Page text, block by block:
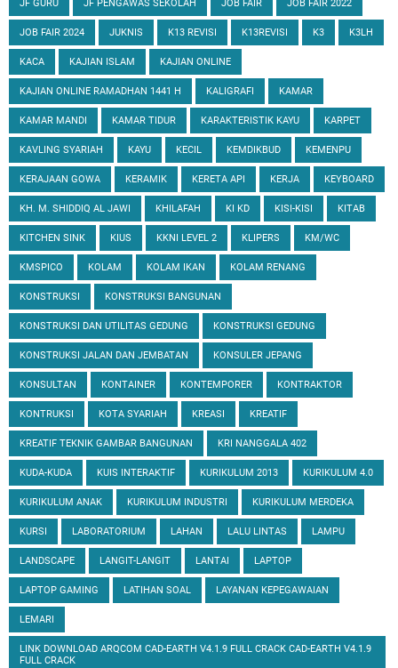
JF GURU JF PENGAWAS SEKOLAH JOB FAIR JOB FAIR 2022
JOB FAIR 2024 JUKNIS K13 REVISI K13REVISI K3 K3LH
KACA KAJIAN ISLAM KAJIAN ONLINE
KAJIAN ONLINE RAMADHAN 1441 H KALIGRAFI KAMAR
KAMAR MANDI KAMAR TIDUR KARAKTERISTIK KAYU KARPET
KAVLING SYARIAH KAYU KECIL KEMDIKBUD KEMENPU
KERAJAAN GOWA KERAMIK KERETA API KERJA KEYBOARD
KH. M. SHIDDIQ AL JAWI KHILAFAH KI KD KISI-KISI KITAB
KITCHEN SINK KIUS KKNI LEVEL 2 KLIPERS KM/WC
KMSPICO KOLAM KOLAM IKAN KOLAM RENANG
KONSTRUKSI KONSTRUKSI BANGUNAN
KONSTRUKSI DAN UTILITAS GEDUNG KONSTRUKSI GEDUNG
KONSTRUKSI JALAN DAN JEMBATAN KONSULER JEPANG
KONSULTAN KONTAINER KONTEMPORER KONTRAKTOR
KONTRUKSI KOTA SYARIAH KREASI KREATIF
KREATIF TEKNIK GAMBAR BANGUNAN KRI NANGGALA 402
KUDA-KUDA KUIS INTERAKTIF KURIKULUM 2013 KURIKULUM 4.0
KURIKULUM ANAK KURIKULUM INDUSTRI KURIKULUM MERDEKA
KURSI LABORATORIUM LAHAN LALU LINTAS LAMPU
LANDSCAPE LANGIT-LANGIT LANTAI LAPTOP
LAPTOP GAMING LATIHAN SOAL LAYANAN KEPEGAWAIAN
LEMARI
LINK DOWNLOAD ARQCOM CAD-EARTH V4.1.9 FULL CRACK CAD-EARTH V4.1.9
FULL CRACK